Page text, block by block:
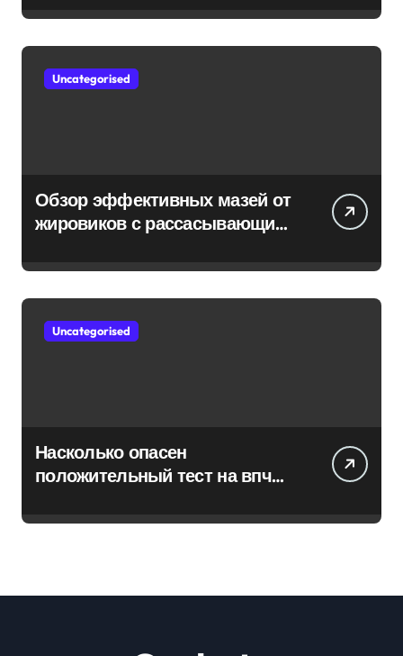
Uncategorised
Обзор эффективных мазей от
жировиков с рассасывающим
Uncategorised
Насколько опасен
положительный тест на впч